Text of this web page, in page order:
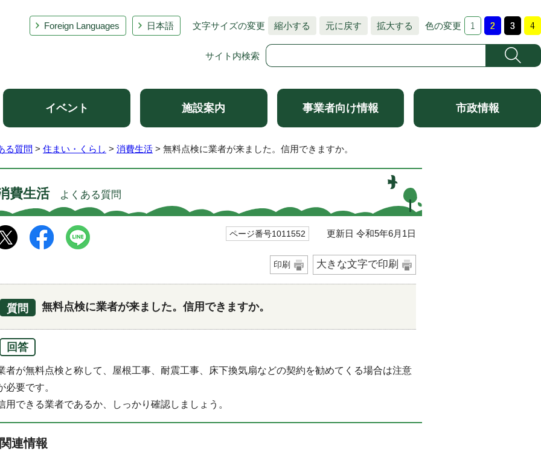
Foreign Languages 日本語 文字サイズの変更 縮小する 元に戻す 拡大する 色の変更
サイト内検索
イベント 施設案内 事業者向け情報 市政情報
る質問 > 住まい・くらし > 消費生活 > 無料点検に業者が来ました。信用できますか。
費生活よくある質問
ページ番号1011552 更新日 令和5年6月1日
印刷 大きな文字で印刷
質問 無料点検に業者が来ました。信用できますか。
回答
者が無料点検と称して、屋根工事、耐震工事、床下換気扇などの契約を勧めてくる場合は注意
必要です。
用できる業者であるか、しっかり確認しましょう。
関連情報